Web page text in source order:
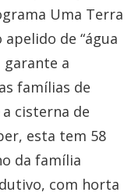
Uma Terra
apelido de “água
garante a
famílias de
cisterna de
esta tem 58
da família
com horta